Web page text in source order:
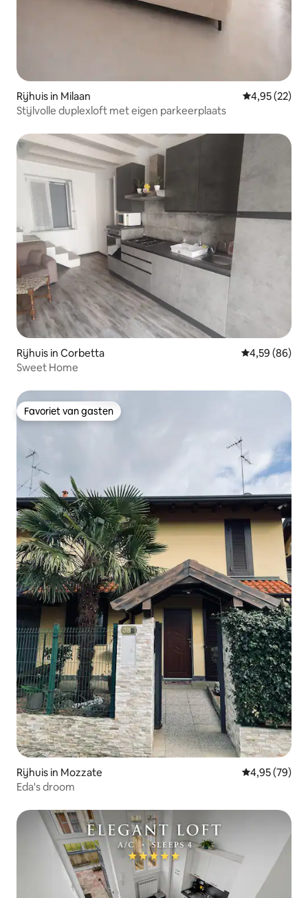
Rijhuis in Milaan Gemiddelde
4,95 (22)
Stijlvolle duplexloft met eigen parkeerplaats
Rijhuis in Corbetta Gemiddelde
4,59 (86)
Sweet Home
Favoriet van gasten
Favoriet van gasten
Rijhuis in Mozzate Gemiddelde
4,95 (79)
Eda's droom